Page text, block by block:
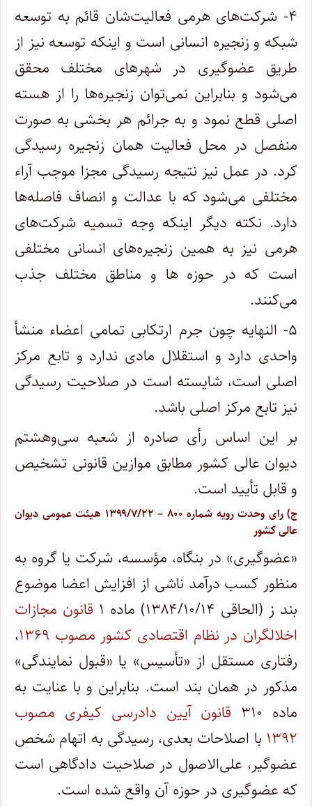
۴- شرکت‌های هرمی فعالیت‌شان قائم به توسعه
شبکه و زنجیره انسانی است و اینکه توسعه نیز از
طریق عضوگیری در شهرهای مختلف محقق
می‌شود و بنابراین نمی‌توان زنجیره‌ها را از هسته
اصلی قطع نمود و به جرائم هر بخشی به صورت
منفصل در محل فعالیت همان زنجیره رسیدگی
کرد. در عمل نیز نتیجه رسیدگی مجزا موجب آراء
مختلفی می‌شود که با عدالت و انصاف فاصله‌ها
دارد. نکته دیگر اینکه وجه تسمیه شرکت‌های
هرمی نیز به همین زنجیره‌های انسانی مختلفی
است که در حوزه ها و مناطق مختلف جذب
می‌کنند.
۵- النهایه چون جرم ارتکابی تمامی اعضاء منشأ
واحدی دارد و استقلال مادی ندارد و تابع مرکز
اصلی است، شایسته است در صلاحیت رسیدگی
نیز تابع مرکز اصلی باشد.
بر این اساس رأی صادره از شعبه سی‌وهشتم
دیوان عالی کشور مطابق موازین قانونی تشخیص
و قابل تأیید است.
ج) رای وحدت رویه شماره ۸۰۰ – ۱۳۹۹/۷/۲۲ هیئت عمومی دیوان
عالی کشور
«عضوگیری» در بنگاه، مؤسسه، شرکت یا گروه به
منظور کسب درآمد ناشی از افزایش اعضا موضوع
بند ز (الحاقی ۱۳۸۴/۱۰/۱۴) ماده ۱
قانون مجازات
اخلالگران در نظام اقتصادی کشور مصوب ۱۳۶۹
،
رفتاری مستقل از «تأسیس» یا «قبول نمایندگی»
مذکور در همان بند است. بنابراین و با عنایت به
ماده ۳۱۰
قانون آیین دادرسی کیفری مصوب
۱۳۹۲ با اصلاحات بعدی، رسیدگی به اتهام شخص
عضوگیر، علی‌الاصول در صلاحیت دادگاهی است
که عضوگیری در حوزه آن واقع شده است.